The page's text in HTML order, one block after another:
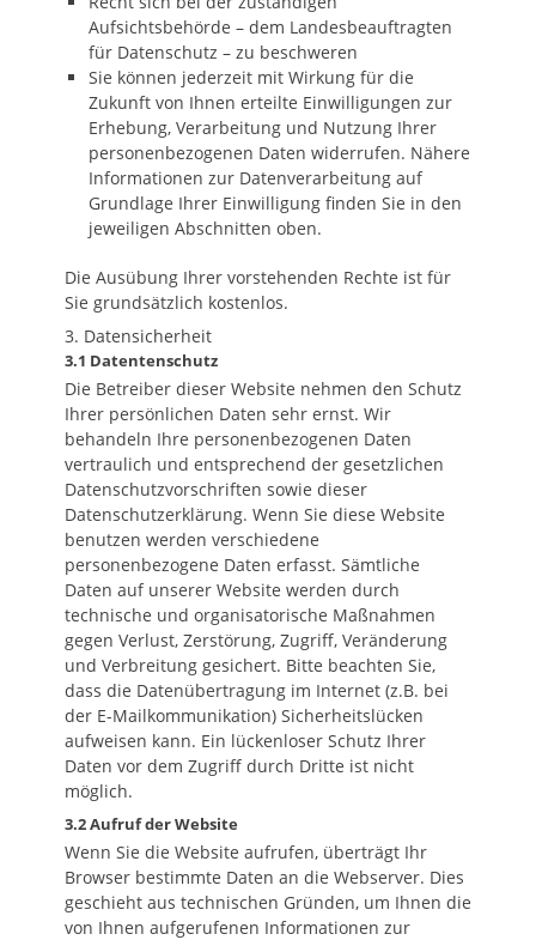
Aufsichtsbehörde – dem Landesbeauftragten
für Datenschutz – zu beschweren
Sie können jederzeit mit Wirkung für die
Zukunft von Ihnen erteilte Einwilligungen zur
Erhebung, Verarbeitung und Nutzung Ihrer
personenbezogenen Daten widerrufen. Nähere
Informationen zur Datenverarbeitung auf
Grundlage Ihrer Einwilligung finden Sie in den
jeweiligen Abschnitten oben.
Die Ausübung Ihrer vorstehenden Rechte ist für
Sie grundsätzlich kostenlos.
3. Datensicherheit
3.1 Datentenschutz
Die Betreiber dieser Website nehmen den Schutz
Ihrer persönlichen Daten sehr ernst. Wir
behandeln Ihre personenbezogenen Daten
vertraulich und entsprechend der gesetzlichen
Datenschutzvorschriften sowie dieser
Datenschutzerklärung. Wenn Sie diese Website
benutzen werden verschiedene
personenbezogene Daten erfasst. Sämtliche
Daten auf unserer Website werden durch
technische und organisatorische Maßnahmen
gegen Verlust, Zerstörung, Zugriff, Veränderung
und Verbreitung gesichert. Bitte beachten Sie,
dass die Datenübertragung im Internet (z.B. bei
der E-Mailkommunikation) Sicherheitslücken
aufweisen kann. Ein lückenloser Schutz Ihrer
Daten vor dem Zugriff durch Dritte ist nicht
möglich.
3.2 Aufruf der Website
Wenn Sie die Website aufrufen, überträgt Ihr
Browser bestimmte Daten an die Webserver. Dies
geschieht aus technischen Gründen, um Ihnen die
von Ihnen aufgerufenen Informationen zur